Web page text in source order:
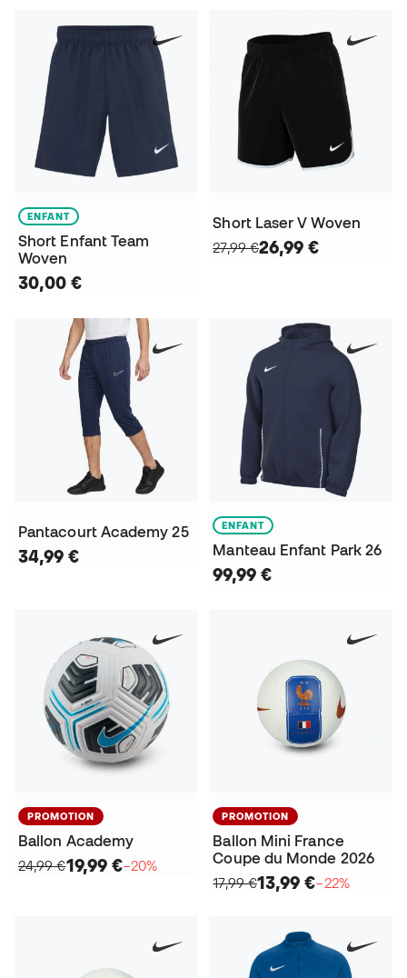
ENFANT
Short Enfant Team
Woven
30,00 €
Short Laser V Woven
27,99 €26,99 €
Pantacourt Academy 25
34,99 €
ENFANT
Manteau Enfant Park 26
99,99 €
PROMOTION
Ballon Academy
24,99 €19,99 €−20%
PROMOTION
Ballon Mini France
Coupe du Monde 2026
17,99 €13,99 €−22%